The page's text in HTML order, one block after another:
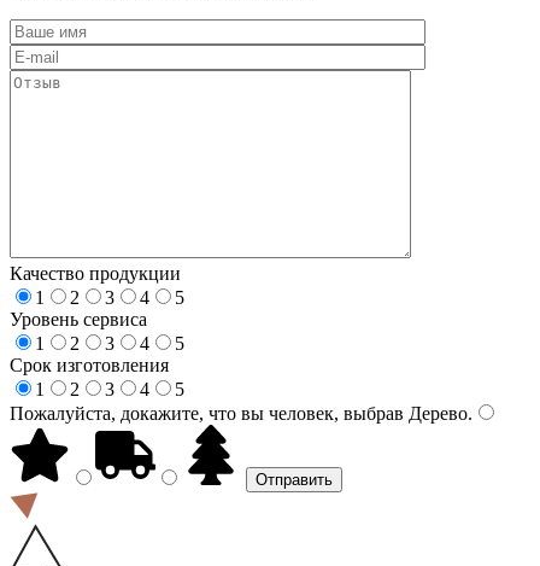
Качество продукции
1
2 3 4
5
Уровень сервиса
1
2 3 4
5
Срок изготовления
1
2 3 4
5
Пожалуйста, докажите, что вы человек, выбрав Дерево.